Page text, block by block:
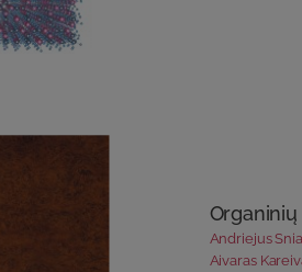
Andriejus
Aivaras